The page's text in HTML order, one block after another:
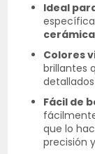
Ideal
cerámica
Colores
brillantes
Fácil de
que lo
precisión